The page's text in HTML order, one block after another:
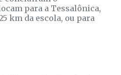
para a Tessalônica,
km da escola, ou para